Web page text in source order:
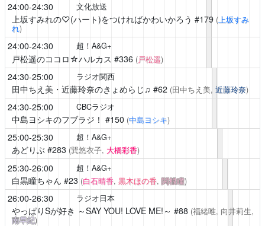
24:00-24:30 文化放送
上坂すみれの♡(ハート)をつければかわいかろう #179 (上坂すみ
れ)
24:00-24:30 超！A&G+
戸松遥のココロ☆ハルカス #336 (戸松遥)
24:30-25:00 ラジオ関西
田中ちえ美・近藤玲奈のきょめらじ♫ #62 (田中ちえ美, 近藤玲奈)
24:30-25:00 CBCラジオ
中島ヨシキのフブラジ！ #150 (中島ヨシキ)
25:00-25:30 超！A&G+
あどりぶ#283 (巽悠衣子, 大橋彩香)
25:30-26:00 超！A&G+
白黒瞳ちゃん #23 (白石晴香, 黒木ほの香,関根瞳)
26:00-26:30 ラジオ日本
やっぱりSが好き ～SAY YOU! LOVE ME!～ #88 (福緒唯, 向井莉生,
南早紀)